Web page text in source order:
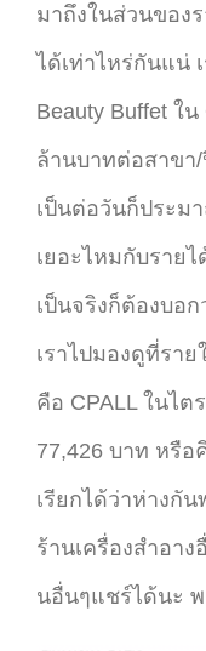
มาถึงในส่วนของ
ได้เท่าไหร่กันแน่
Beauty Buffet ใ
ล้านบาทต่อสาขา
เป็นต่อวันก็ประม
เยอะไหมกับราย
เป็นจริงก็ต้องบอก
เราไปมองดูที่รา
คือ CPALL ในไต
77,426 บาท หรือ
เรียกได้ว่าห่างกั
ร้านเครื่องสำอาง
นอื่นๆแชร์ได้นะ